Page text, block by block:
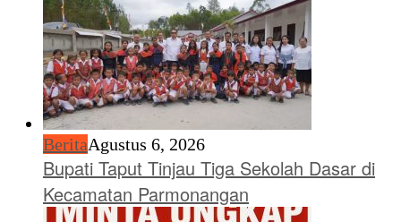
BeritaAgustus 6, 2026
Bupati Taput Tinjau Tiga Sekolah Dasar di
Kecamatan Parmonangan